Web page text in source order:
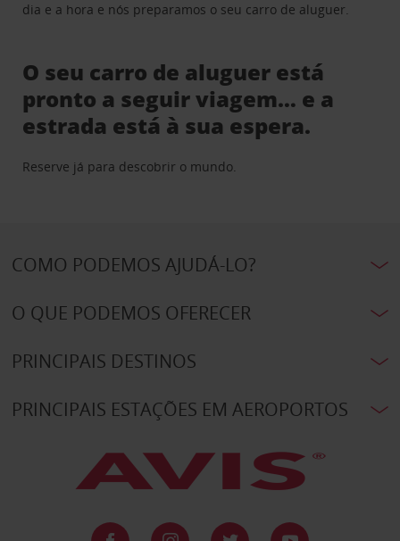
dia e a hora e nós preparamos o seu carro de aluguer.
O seu carro de aluguer está
pronto a seguir viagem… e a
estrada está à sua espera.
Reserve já para descobrir o mundo.
COMO PODEMOS AJUDÁ-LO?
O QUE PODEMOS OFERECER
PRINCIPAIS DESTINOS
PRINCIPAIS ESTAÇÕES EM AEROPORTOS